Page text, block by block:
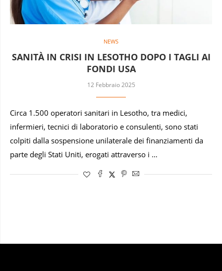
NEWS
SANITÀ IN CRISI IN LESOTHO DOPO I TAGLI AI
FONDI USA
12 Febbraio 2025
Circa 1.500 operatori sanitari in Lesotho, tra medici,
infermieri, tecnici di laboratorio e consulenti, sono stati
colpiti dalla sospensione unilaterale dei finanziamenti da
parte degli Stati Uniti, erogati attraverso i …